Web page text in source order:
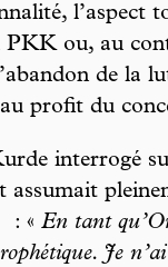
l’aspect
ou, au
de la
au profit du
interrogé
assumait
: « En tant
Je